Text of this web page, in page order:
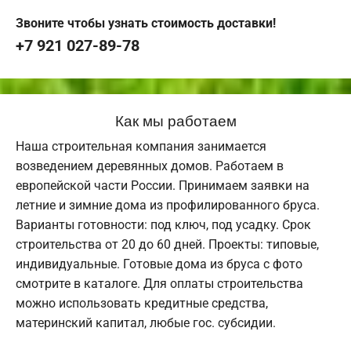
Звоните чтобы узнать стоимость доставки!
+7 921 027-89-78
Как мы работаем
Наша строительная компания занимается
возведением деревянных домов. Работаем в
европейской части России. Принимаем заявки на
летние и зимние дома из профилированного бруса.
Варианты готовности: под ключ, под усадку. Срок
строительства от 20 до 60 дней. Проекты: типовые,
индивидуальные. Готовые дома из бруса с фото
смотрите в каталоге. Для оплаты строительства
можно использовать кредитные средства,
материнский капитал, любые гос. субсидии.